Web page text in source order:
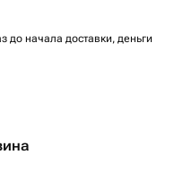
до начала доставки, деньги